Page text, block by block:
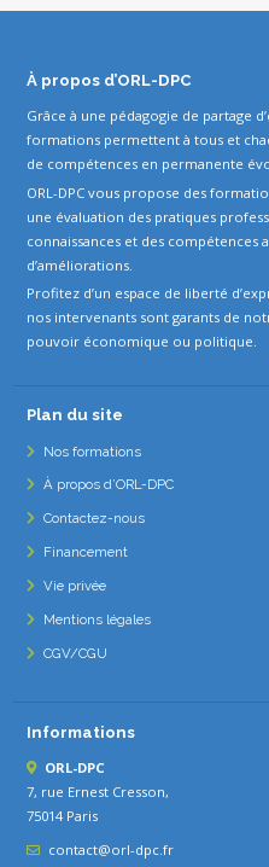
À propos d’ORL-DPC
Grâce à une pédagogie de partage
formations permettent à tous et
de compétences en permanente
ORL-DPC vous propose des
une évaluation des pratiques
connaissances et des compétences
d’améliorations.
Profitez d’un espace de liberté
nos intervenants sont garants de
pouvoir économique ou politique.
Plan du site
Nos formations
À propos d’ORL-DPC
Contactez-nous
Financement
Vie privée
Mentions légales
CGV/CGU
Informations
ORL-DPC
7, rue Ernest Cresson,
75014 Paris
contact@orl-dpc.fr